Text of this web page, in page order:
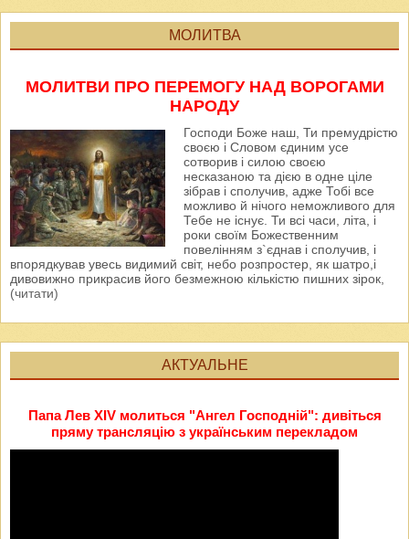
МОЛИТВА
МОЛИТВИ ПРО ПЕРЕМОГУ НАД ВОРОГАМИ
НАРОДУ
Господи Боже наш, Ти премудрістю
своєю і Словом єдиним усе
сотворив і силою своєю
несказаною та дією в одне ціле
зібрав і сполучив, адже Тобі все
можливо й нічого неможливого для
Тебе не існує. Ти всі часи, літа, і
роки своїм Божественним
повелінням з`єднав і сполучив, і
впорядкував увесь видимий світ, небо розпростер, як шатро,і
дивовижно прикрасив його безмежною кількістю пишних зірок,
(читати)
АКТУАЛЬНЕ
Папа Лев XIV молиться "Ангел Господній": дивіться
пряму трансляцію з українським перекладом